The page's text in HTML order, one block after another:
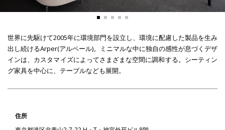
世界に先駆けて2005年に環境部門を設立し、環境に配慮した製品を生み
出し続けるArper(アルペール)。ミニマルな中に独自の感性が息づくデザ
インは、カスタマイズによってさまざまな空間に調和する。シーティン
グ家具を中心に、テーブルなども展開。
住所